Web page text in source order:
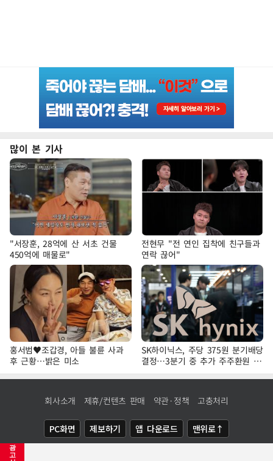
광
고
많이 본 기사
"서장훈, 28억에 산 서초 건물
450억에 매물로"
전현무 "전 연인 집착에 친구들과
연락 끊어"
홍서범♥조갑경, 아들 불륜 사과
후 근황…밝은 미소
SK하이닉스, 주당 375원 분기배당
결정…3분기 중 추가 주주환원 발
표
회사소개 제휴/컨텐츠 판매 약관·정책 고충처리
PC화면 제보하기 앱 다운로드 맨위로↑